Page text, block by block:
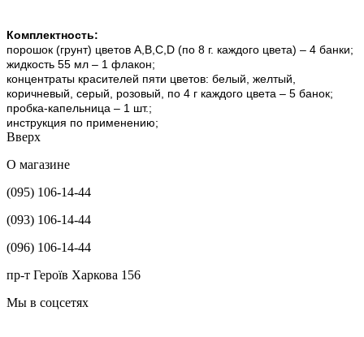
Комплектность:
порошок (грунт) цветов A,B,C,D (по 8 г. каждого цвета) – 4 банки;
жидкость 55 мл – 1 флакон;
концентраты красителей пяти цветов: белый, желтый,
коричневый, серый, розовый, по 4 г каждого цвета – 5 банок;
пробка-капельница – 1 шт.;
инструкция по применению;
Вверх
О магазине
(095) 106-14-44
(093) 106-14-44
(096) 106-14-44
пр-т Героїв Харкова 156
Мы в соцсетях